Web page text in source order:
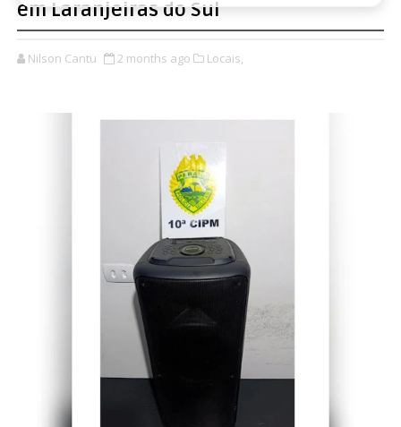
em Laranjeiras do Sul
Nilson Cantu 2 months ago Locais,